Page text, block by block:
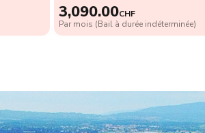
3,090.00CHF
Par mois (Bail à durée indéterminée)